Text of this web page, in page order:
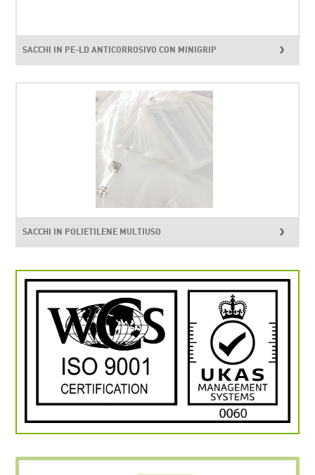
SACCHI IN PE-LD ANTICORROSIVO CON MINIGRIP
SACCHI IN POLIETILENE MULTIUSO